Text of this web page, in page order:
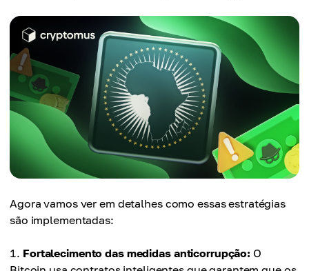
Agora vamos ver em detalhes como essas estratégias
são implementadas:
Fortalecimento das medidas anticorrupção: O